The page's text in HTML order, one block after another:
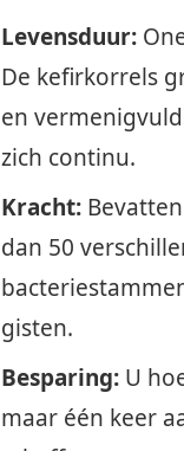
Levensduur:
De kefirkorrels
en
zich continu.
Kracht:
dan 50
gisten.
Besparing: U
maar één keer